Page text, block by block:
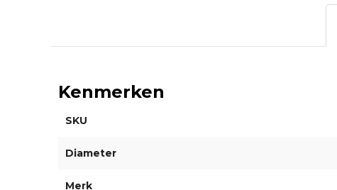
Kenmerken
SKU
Diameter
Merk